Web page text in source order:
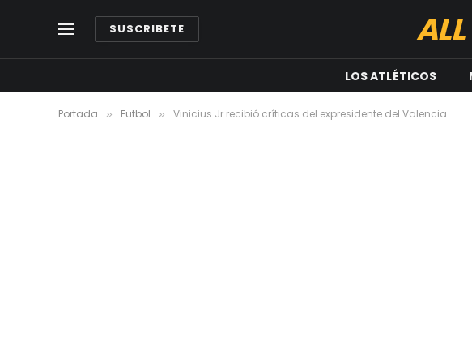
SUSCRIBETE
LOS ATLÉTICOS
Portada » Futbol » Vinicius Jr recibió críticas del expresidente del Valencia